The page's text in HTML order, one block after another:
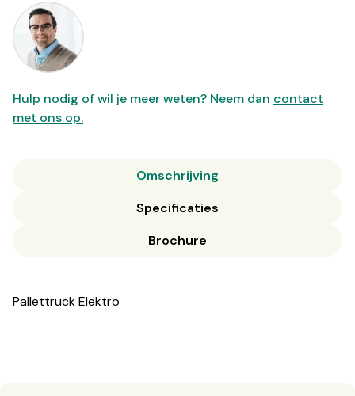
Hulp nodig of wil je meer weten? Neem dan contact
met ons op.
Omschrijving
Specificaties
Brochure
Pallettruck Elektro